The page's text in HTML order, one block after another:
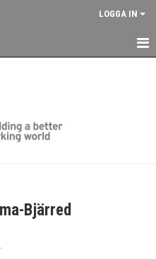
LOGGA IN
Bjärred